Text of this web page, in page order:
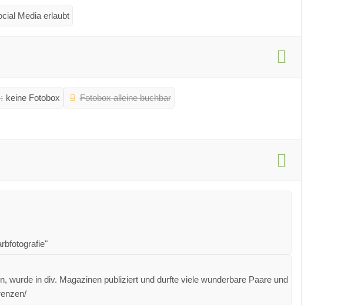
Media erlaubt
keine Fotobox Fotobox alleine buchbar
in div. Magazinen publiziert und durfte viele wunderbare Paare und